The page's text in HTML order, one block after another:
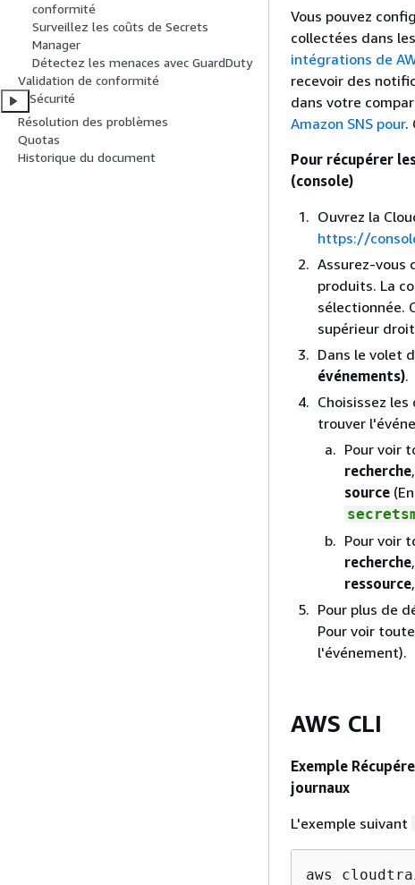
conformité
Surveillez les coûts de Secrets
Manager
Détectez les menaces avec GuardDuty
Validation de conformité
Sécurité
Résolution des problèmes
Quotas
Historique du document
Vous pouvez
collectées dans
intégrations de
recevoir des
dans votre
Amazon SNS pour.
Pour récupérer
(console)
Ouvrez la
https://
Assurez-vous
produits. La
sélectionnée.
supérieur
Dans le volet
événements).
Choisissez
trouver
Pour voir
recherche
source
Pour voir
recherche
ressource
Pour plus de
Pour voir
l'événement).
AWS CLI
Exemple
journaux
L'exemple suivant
aws